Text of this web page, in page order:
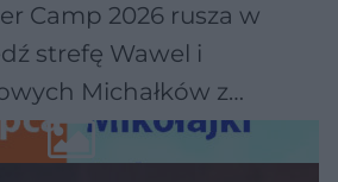
Camp 2026 rusza w
strefę Wawel i
Michałków z